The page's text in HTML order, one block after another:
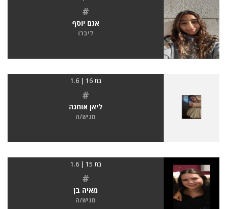
#
אגם יוסף
ליברו
בת 16 | 1.6
#
ליאן אוחנה
מגיש/ה
בת 15 | 1.6
#
מאיה בן
מגיש/ה